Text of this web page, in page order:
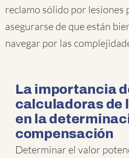
reclamo sólido por lesiones
asegurarse de que están
navegar por las
La importancia
calculadoras de
en la
compensación
Determinar el valor